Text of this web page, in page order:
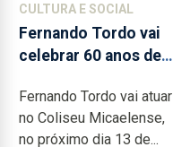
CULTURA E SOCIAL
Fernando Tordo vai
celebrar 60 anos de
Micaelense
Fernando Tordo vai atuar
no Coliseu Micaelense,
no próximo dia 13 de...